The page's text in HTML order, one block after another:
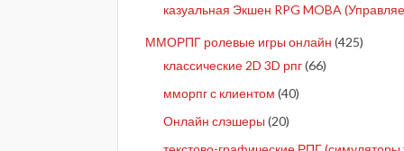
казуальная Экшен RPG MOBA
ММОРПГ ролевые игры онлайн (425)
классические 2D 3D рпг(66)
мморпг с клиентом (40)
Онлайн слэшеры (20)